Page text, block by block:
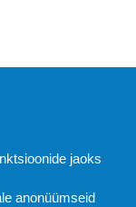
jaoks
anonüümseid